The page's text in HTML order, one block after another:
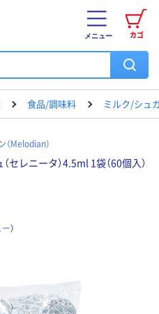
カゴ
メニュー
食品/調味料 ミルク/シュ
（Melodian）
レニータ）4.5ml 1袋（60個入）
）